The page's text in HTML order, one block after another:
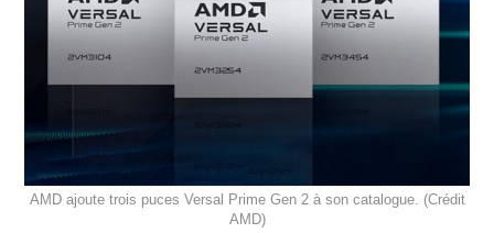
AMD ajoute trois puces Versal Prime Gen 2 à son catalogue. (Crédit
AMD)